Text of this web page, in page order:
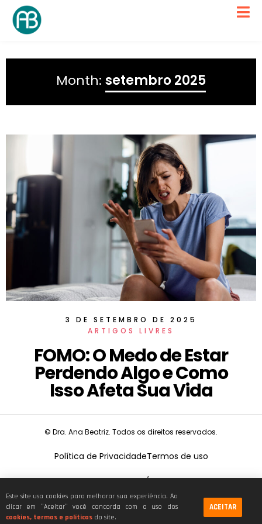
Month: setembro 2025
3 DE SETEMBRO DE 2025
ARTIGOS LIVRES
FOMO: O Medo de Estar
Perdendo Algo e Como
Isso Afeta Sua Vida
© Dra. Ana Beatriz. Todos os direitos reservados.
Política de PrivacidadeTermos de uso
CNPJ:19.675.026/0001-68
Este site usa cookies para melhorar sua experiência. Ao
clicar em ¨Aceitar¨ você concorda com o uso dos
cookies, termos e políticas do site.
ACEITAR